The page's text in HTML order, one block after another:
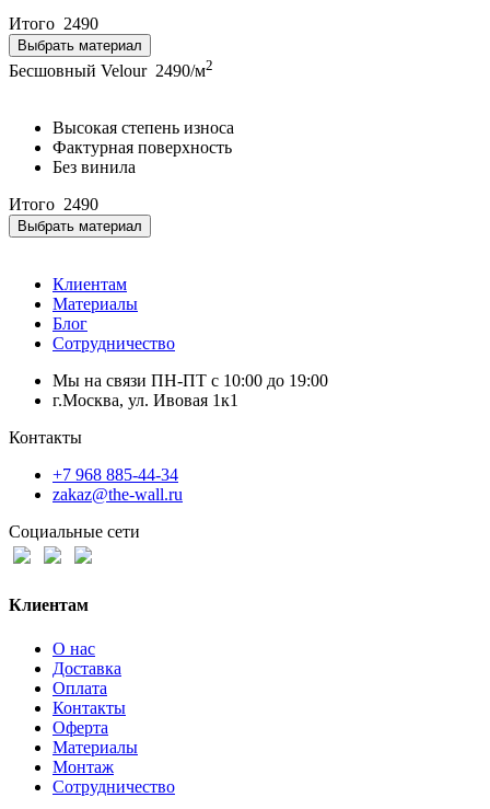
Итого 2490
Выбрать материал
Бесшовный Velour 2490/м2
Высокая степень износа
Фактурная поверхность
Без винила
Итого 2490
Выбрать материал
Клиентам
Материалы
Блог
Сотрудничество
Мы на связи ПН-ПТ с 10:00 до 19:00
г.Москва, ул. Ивовая 1к1
Контакты
+7 968 885-44-34
zakaz@the-wall.ru
Социальные сети
Клиентам
О нас
Доставка
Оплата
Контакты
Оферта
Материалы
Монтаж
Сотрудничество